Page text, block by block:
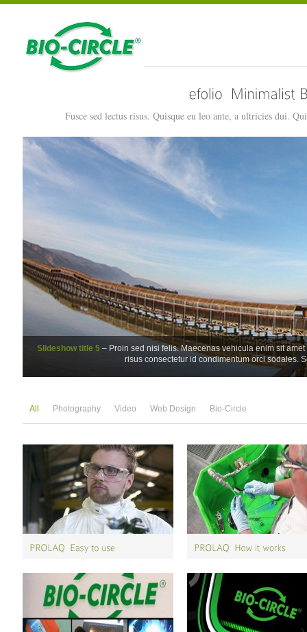
Fusce sed lectus risus. Quisque eu leo ante, a ultricies dui.
Slideshow title 5 – Proin sed nisi felis. Maecenas vehicula enim sit
risus consectetur id condimentum orci sodales.
All Photography Video Web Design Bio-Circle